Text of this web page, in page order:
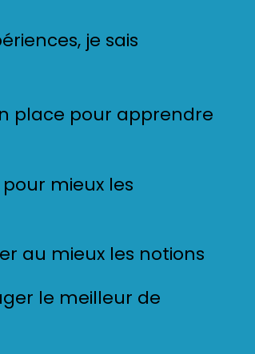
je sais
place pour apprendre
mieux les
au mieux les notions
le meilleur de